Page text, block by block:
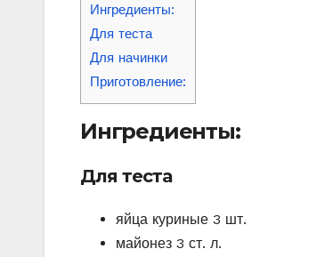
Ингредиенты:
Для теста
Для начинки
Приготовление:
Ингредиенты:
Для теста
яйца куриные 3 шт.
майонез 3 ст. л.